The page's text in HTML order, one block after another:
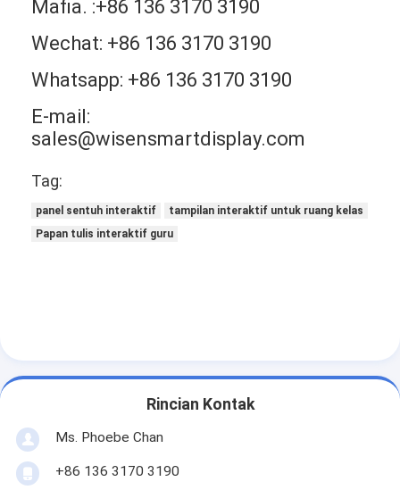
Mafia. :+86 136 3170 3190
Wechat: +86 136 3170 3190
Whatsapp: +86 136 3170 3190
E-mail:
sales@wisensmartdisplay.com
Tag:
panel sentuh interaktif
tampilan interaktif untuk ruang kelas
Papan tulis interaktif guru
Rincian Kontak
Ms. Phoebe Chan
+86 136 3170 3190